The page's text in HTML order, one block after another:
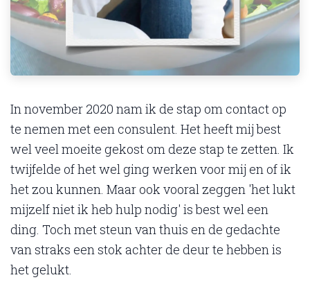
In november 2020 nam ik de stap om contact op
te nemen met een consulent. Het heeft mij best
wel veel moeite gekost om deze stap te zetten. Ik
twijfelde of het wel ging werken voor mij en of ik
het zou kunnen. Maar ook vooral zeggen 'het lukt
mijzelf niet ik heb hulp nodig' is best wel een
ding. Toch met steun van thuis en de gedachte
van straks een stok achter de deur te hebben is
het gelukt.